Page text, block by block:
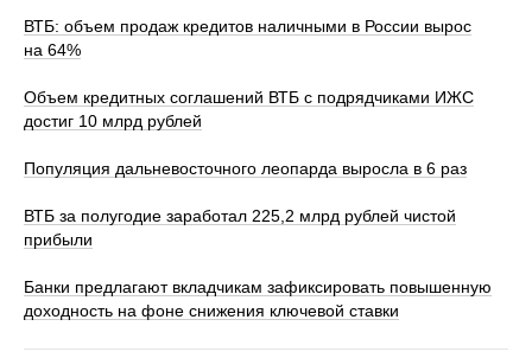
ВТБ: объем продаж кредитов наличными в России вырос
на 64%
Объем кредитных соглашений ВТБ с подрядчиками ИЖС
достиг 10 млрд рублей
Популяция дальневосточного леопарда выросла в 6 раз
ВТБ за полугодие заработал 225,2 млрд рублей чистой
прибыли
Банки предлагают вкладчикам зафиксировать повышенную
доходность на фоне снижения ключевой ставки